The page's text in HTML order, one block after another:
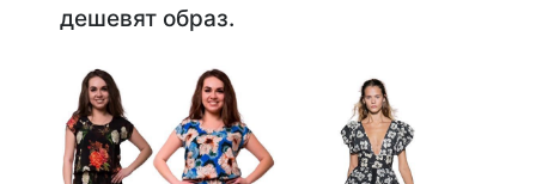
дешевят образ.